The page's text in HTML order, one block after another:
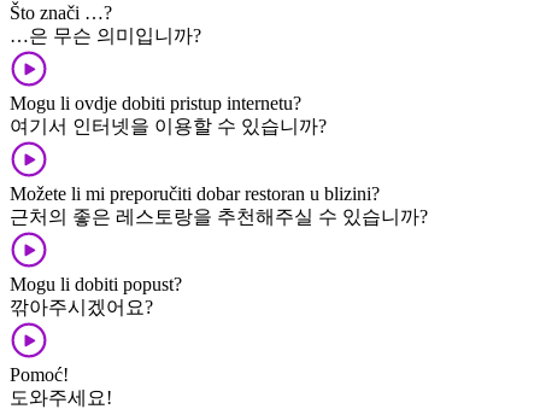
Što znači …?
…은 무슨 의미입니까?
Mogu li ovdje dobiti pristup internetu?
여기서 인터넷을 이용할 수 있습니까?
Možete li mi preporučiti dobar restoran u blizini?
근처의 좋은 레스토랑을 추천해주실 수 있습니까?
Mogu li dobiti popust?
깎아주시겠어요?
Pomoć!
도와주세요!